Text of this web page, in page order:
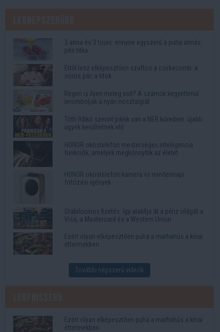
3 alma és 3 tojás: ennyire egyszerű a puha almás
pite titka
Ettől lesz elképesztően szaftos a csirkecomb: a
sörös pác a titok
Régen is ilyen meleg volt? A számok kegyetlenül
lerombolják a nyári nosztalgiát
Tóth Ildikó szerint pánik van a NER köreiben: újabb
ügyek kerülhetnek elő
HONOR okostelefon mesterséges intelligencia
funkciók, amelyek megkönnyítik az életet
HONOR okostelefon-kamera vs mindennapi
fotózási igények
Stabilcoinos fizetés: így alakítja át a pénz világát a
Visa, a Mastercard és a Western Union
Ezért olyan elképesztően puha a marhahús a kínai
éttermekben
További népszerű videók
Ezért olyan elképesztően puha a marhahús a kínai
éttermekben